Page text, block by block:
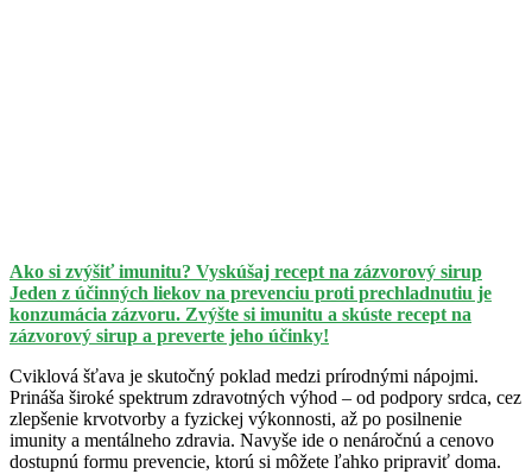
Ako si zvýšiť imunitu? Vyskúšaj recept na zázvorový sirup
Jeden z účinných liekov na prevenciu proti prechladnutiu je
konzumácia zázvoru. Zvýšte si imunitu a skúste recept na
zázvorový sirup a preverte jeho účinky!
Cviklová šťava je skutočný poklad medzi prírodnými nápojmi.
Prináša široké spektrum zdravotných výhod – od podpory srdca, cez
zlepšenie krvotvorby a fyzickej výkonnosti, až po posilnenie
imunity a mentálneho zdravia. Navyše ide o nenáročnú a cenovo
dostupnú formu prevencie, ktorú si môžete ľahko pripraviť doma.